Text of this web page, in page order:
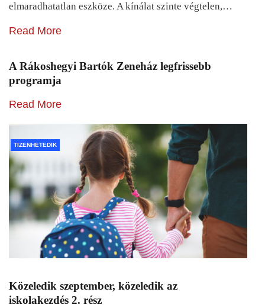
elmaradhatatlan eszköze. A kínálat szinte végtelen,…
Read More
A Rákoshegyi Bartók Zeneház legfrissebb
programja
Read More
TIZENHETEDIK
Közeledik szeptember, közeledik az
iskolakezdés 2. rész